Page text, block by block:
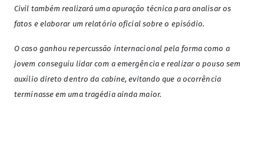
Civil também realizará uma apuração técnica para analisar os
fatos e elaborar um relatório oficial sobre o episódio.
O caso ganhou repercussão internacional pela forma como a
jovem conseguiu lidar com a emergência e realizar o pouso sem
auxílio direto dentro da cabine, evitando que a ocorrência
terminasse em uma tragédia ainda maior.